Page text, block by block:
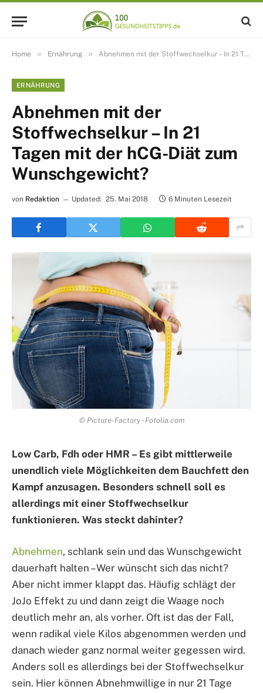
Home » Ernährung » Abnehmen mit der Stoffwechselkur – In 21 Tagen mit der hCG-Diät zum Wunschgewicht?
ERNÄHRUNG
Abnehmen mit der
Stoffwechselkur – In 21
Tagen mit der hCG-Diät zum
Wunschgewicht?
von Redaktion Updated: 25. Mai 2018 6 Minuten Lesezeit
© Picture-Factory - Fotolia.com
Low Carb, Fdh oder HMR – Es gibt mittlerweile
unendlich viele Möglichkeiten dem Bauchfett den
Kampf anzusagen. Besonders schnell soll es
allerdings mit einer Stoffwechselkur
funktionieren. Was steckt dahinter?
Abnehmen, schlank sein und das Wunschgewicht
dauerhaft halten – Wer wünscht sich das nicht?
Aber nicht immer klappt das. Häufig schlägt der
JoJo Effekt zu und dann zeigt die Waage noch
deutlich mehr an, als vorher. Oft ist das der Fall,
wenn radikal viele Kilos abgenommen werden und
danach wieder ganz normal weiter gegessen wird.
Anders soll es allerdings bei der Stoffwechselkur
sein. Hier können Abnehmwillige in nur 21 Tage